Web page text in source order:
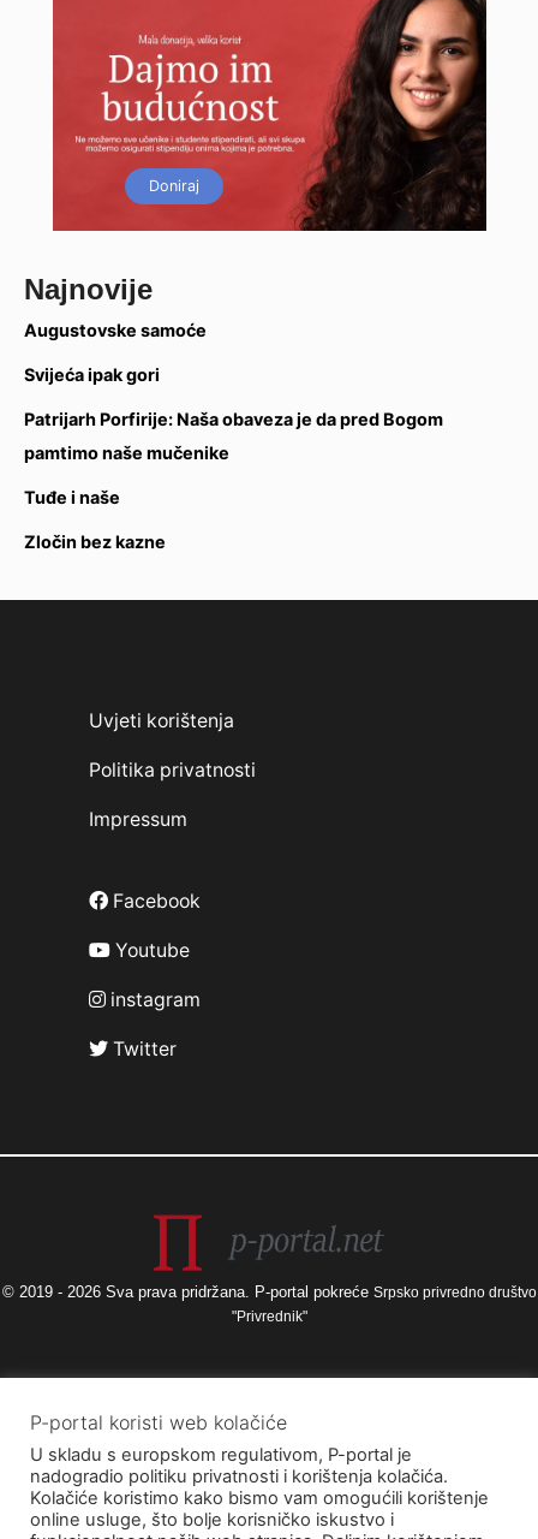
Doniraj
Najnovije
Augustovske samoće
Svijeća ipak gori
Patrijarh Porfirije: Naša obaveza je da pred Bogom
pamtimo naše mučenike
Tuđe i naše
Zločin bez kazne
Uvjeti korištenja
Politika privatnosti
Impressum
Facebook
Youtube
instagram
Twitter
© 2019 - 2026 Sva prava pridržana. P-portal pokreće Srpsko privredno društvo
"Privrednik"
Izneseni stavovi i mišljenja samo su autorova i ne odražavaju nužno
službena stajališta Europske unije ili Europske komisije, kao ni stajališta
Agencije za elektroničke medije ni Ministarstva kulture i medija. Europska
unija i Europska komisija, kao ni Agencija za elektroničke medije ni
Ministarstvo kulture i medija ne mogu se smatrati odgovornima za njih.
P-portal koristi web kolačiće
U skladu s europskom regulativom, P-portal je
nadogradio politiku privatnosti i korištenja kolačića.
Kolačiće koristimo kako bismo vam omogućili korištenje
online usluge, što bolje korisničko iskustvo i